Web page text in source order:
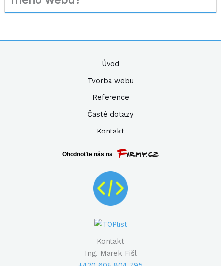
Úvod
Tvorba webu
Reference
Časté dotazy
Kontakt
Kontakt
Ing. Marek Fišl